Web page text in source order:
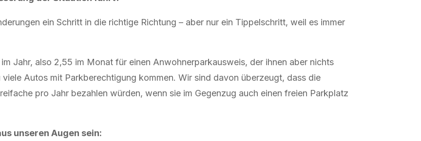
ein Schritt in die richtige Richtung – aber nur ein Tippelschritt, weil es immer
Jahr, also 2,55 im Monat für einen Anwohnerparkausweis, der ihnen aber nichts
Autos mit Parkberechtigung kommen. Wir sind davon überzeugt, dass die
pro Jahr bezahlen würden, wenn sie im Gegenzug auch einen freien Parkplatz
unseren Augen sein: